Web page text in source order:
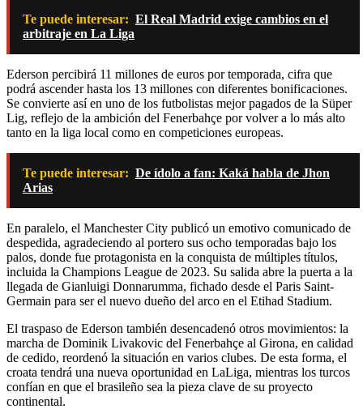
Te puede interesar: El Real Madrid exige cambios en el
arbitraje en La Liga
Ederson percibirá 11 millones de euros por temporada, cifra que
podrá ascender hasta los 13 millones con diferentes bonificaciones.
Se convierte así en uno de los futbolistas mejor pagados de la Süper
Lig, reflejo de la ambición del Fenerbahçe por volver a lo más alto
tanto en la liga local como en competiciones europeas.
Te puede interesar: De ídolo a fan: Kaká habla de Jhon
Arias
En paralelo, el Manchester City publicó un emotivo comunicado de
despedida, agradeciendo al portero sus ocho temporadas bajo los
palos, donde fue protagonista en la conquista de múltiples títulos,
incluida la Champions League de 2023. Su salida abre la puerta a la
llegada de Gianluigi Donnarumma, fichado desde el Paris Saint-
Germain para ser el nuevo dueño del arco en el Etihad Stadium.
El traspaso de Ederson también desencadenó otros movimientos: la
marcha de Dominik Livakovic del Fenerbahçe al Girona, en calidad
de cedido, reordenó la situación en varios clubes. De esta forma, el
croata tendrá una nueva oportunidad en LaLiga, mientras los turcos
confían en que el brasileño sea la pieza clave de su proyecto
continental.